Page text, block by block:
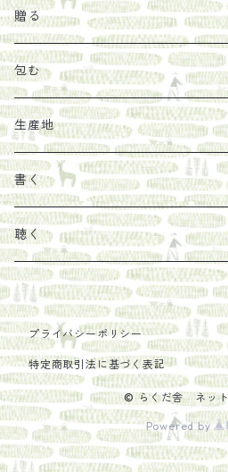
オリーブオイル
その他
マスコバド糖
しょうがパウダー
野菜・果物
新しょうが
レモン
ヘチマたわし
陶器
馬目隆宏
絵
タンブラー
贈り物に勧めたい絵本
紀伊半島ブックマルシェ関連本
らくだ舎出帆室の参考本など
新刊では販売しづらくなった本を
古本や自由価格本から探す
らくだ舎出帆室
リトルプレス
mario books
タイドラー
Sakumag
地下BOOKS
疋田千里
PHILOSOPHIA
椋本悠哉
海外出版社
古本
あ行
明石書店
赤々舎
亜紀書房
あさやけ出版
か行
偕成社
笠間書院
柏書房
さ行
里山社
左右社
た行
大和書房
な行
贈る
包装
ギフトセット
カレンダー
カップ
ステッカー
包む
生産地
色川
そこそこ農園
農家民泊JUGEM
だものみち
安田農園
フィリピン
パレスチナ
インドネシア
メキシコ
書く
カムワッカ
らくだ舎
ポストカード
聴く
里
COLECTIVO ALTEPE
プライバシーポリシー
特定商取引法に基づく表記
© らくだ舎 ネッ
Powered by